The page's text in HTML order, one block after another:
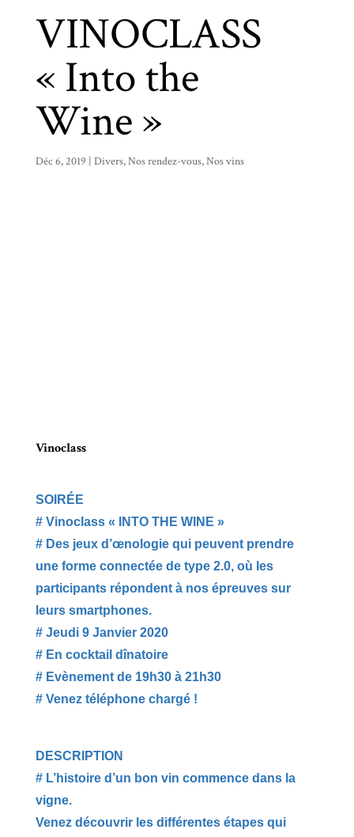
VINOCLASS
« Into the
Wine »
Déc 6, 2019 | Divers,Nos rendez-vous,Nos vins
Vinoclass
SOIRÉE
# Vinoclass « INTO THE WINE »
# Des jeux d’œnologie qui peuvent prendre
une forme connectée de type 2.0, où les
participants répondent à nos épreuves sur
leurs smartphones.
# Jeudi 9 Janvier 2020
# En cocktail dînatoire
# Evènement de 19h30 à 21h30
# Venez téléphone chargé !
DESCRIPTION
# L’histoire d’un bon vin commence dans la
vigne.
Venez découvrir les différentes étapes qui